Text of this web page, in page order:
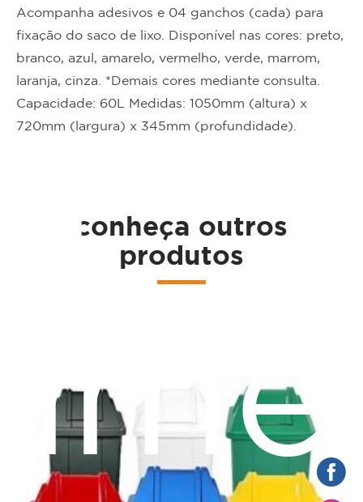
Acompanha adesivos e 04 ganchos (cada) para
fixação do saco de lixo. Disponível nas cores: preto,
branco, azul, amarelo, vermelho, verde, marrom,
laranja, cinza. *Demais cores mediante consulta.
Capacidade: 60L Medidas: 1050mm (altura) x
720mm (largura) x 345mm (profundidade).
conheça outros
produtos